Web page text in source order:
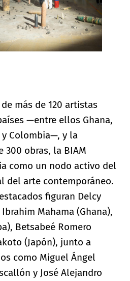
más de 120 artistas
—entre ellos Ghana,
y Colombia—, y la
300 obras, la BIAM
como un nodo activo del
del arte contemporáneo.
figuran Delcy
Mahama (Ghana),
Betsabeé Romero
(Japón), junto a
como Miguel Ángel
y José Alejandro